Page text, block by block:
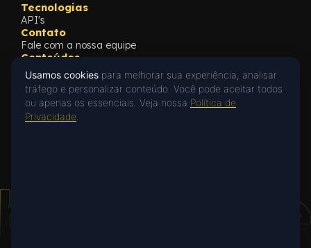
Tecnologias
API's
Contato
Fale com a nossa equipe
Conteúdos
Blog
Cases
What's New
Privacidade
Privacy Policy
Usamos cookies para melhorar sua experiência, analisar
tráfego e personalizar conteúdo. Você pode aceitar todos
ou apenas os essenciais. Veja nossa Política de
Privacidade